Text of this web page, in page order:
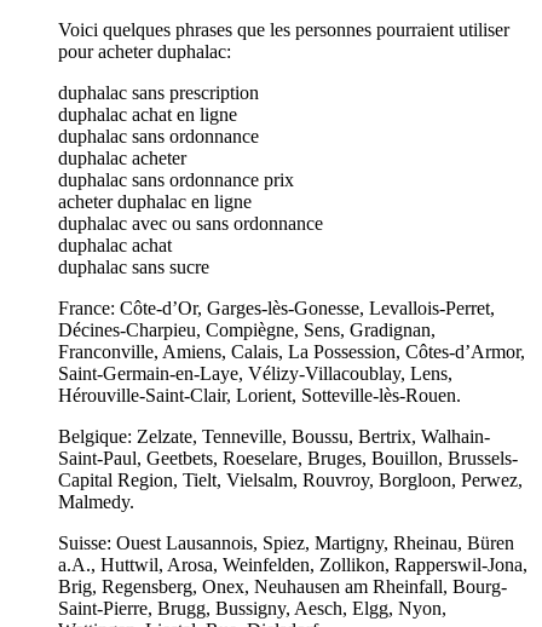
Voici quelques phrases que les personnes pourraient utiliser
pour acheter duphalac:
duphalac sans prescription
duphalac achat en ligne
duphalac sans ordonnance
duphalac acheter
duphalac sans ordonnance prix
acheter duphalac en ligne
duphalac avec ou sans ordonnance
duphalac achat
duphalac sans sucre
France: Côte-d’Or, Garges-lès-Gonesse, Levallois-Perret,
Décines-Charpieu, Compiègne, Sens, Gradignan,
Franconville, Amiens, Calais, La Possession, Côtes-d’Armor,
Saint-Germain-en-Laye, Vélizy-Villacoublay, Lens,
Hérouville-Saint-Clair, Lorient, Sotteville-lès-Rouen.
Belgique: Zelzate, Tenneville, Boussu, Bertrix, Walhain-
Saint-Paul, Geetbets, Roeselare, Bruges, Bouillon, Brussels-
Capital Region, Tielt, Vielsalm, Rouvroy, Borgloon, Perwez,
Malmedy.
Suisse: Ouest Lausannois, Spiez, Martigny, Rheinau, Büren
a.A., Huttwil, Arosa, Weinfelden, Zollikon, Rapperswil-Jona,
Brig, Regensberg, Onex, Neuhausen am Rheinfall, Bourg-
Saint-Pierre, Brugg, Bussigny, Aesch, Elgg, Nyon,